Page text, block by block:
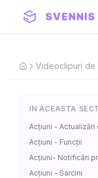
HomeVideoclipuri de
IN ACEASTA
Acțiuni - Actualizări
Acțiuni - Funcții
Acțiuni- Notificări
Acțiuni - Sarcini